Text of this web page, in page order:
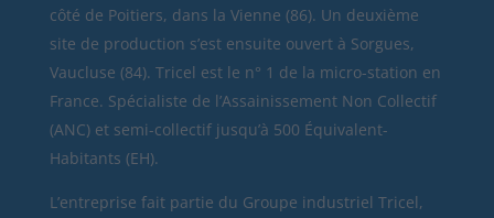
côté de Poitiers, dans la Vienne (86). Un deuxième
site de production s’est ensuite ouvert à Sorgues,
Vaucluse (84). Tricel est le n° 1 de la micro-station en
France. Spécialiste de l’Assainissement Non Collectif
(ANC) et semi-collectif jusqu’à 500 Équivalent-
Habitants (EH).
L’entreprise fait partie du Groupe industriel Tricel,